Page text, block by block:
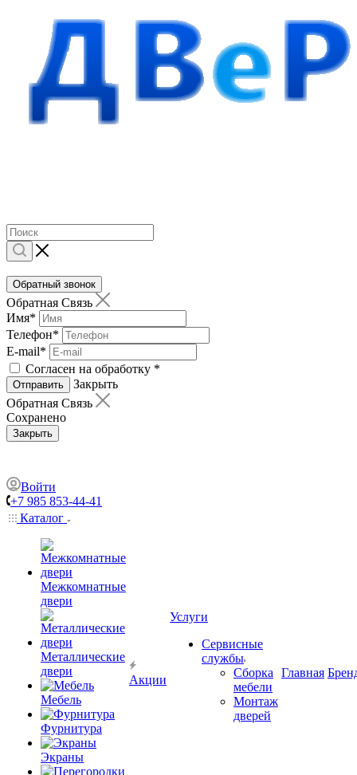
Обратный звонок
Обратная Связь
Имя*
Телефон*
E-mail*
Согласен на обработку *
Отправить
Закрыть
Обратная Связь
Сохранено
Закрыть
Войти
+7 985 853-44-41
Каталог
Межкомнатные
двери
Металлические
двери
Мебель
Фурнитура
Экраны
Акции
Услуги
Сервисные
службы
Сборка
мебели
Монтаж
дверей
Главная